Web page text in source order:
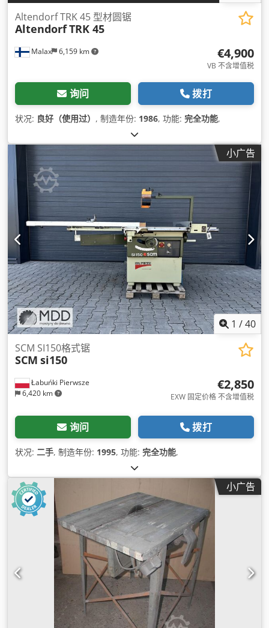
Malax 6,159 km
Altendorf TRK 45 型材圆锯
AltendorfTRK 45
€4,900
VB 不含增值税
询问 拨打
状况: 良好（使用过） , 制造年份: 1986, 功能: 完全功能,
小广告
1 /40
Łabuńki Pierwsze
6,420 km
SCM SI150格式锯
SCM si150
€2,850
EXW 固定价格 不含增值税
询问 拨打
状况: 二手, 制造年份: 1995, 功能: 完全功能,
小广告